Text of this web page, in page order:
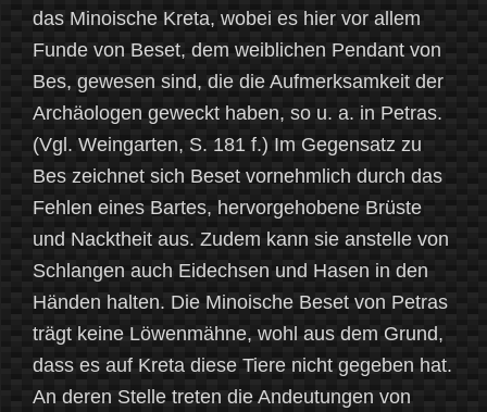
das Minoische Kreta, wobei es hier vor allem
Funde von Beset, dem weiblichen Pendant von
Bes, gewesen sind, die die Aufmerksamkeit der
Archäologen geweckt haben, so u. a. in Petras.
(Vgl. Weingarten, S. 181 f.) Im Gegensatz zu
Bes zeichnet sich Beset vornehmlich durch das
Fehlen eines Bartes, hervorgehobene Brüste
und Nacktheit aus. Zudem kann sie anstelle von
Schlangen auch Eidechsen und Hasen in den
Händen halten. Die Minoische Beset von Petras
trägt keine Löwenmähne, wohl aus dem Grund,
dass es auf Kreta diese Tiere nicht gegeben hat.
An deren Stelle treten die Andeutungen von